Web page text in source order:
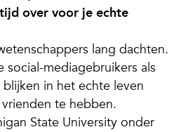
over voor je echte
lang dachten.
social-mediagebruikers als
in het echte leven
te hebben.
State University onder